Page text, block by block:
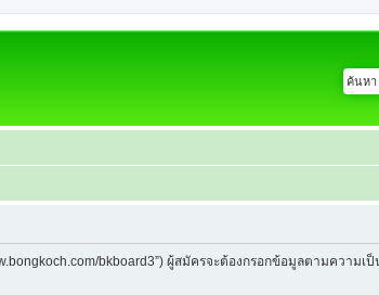
bkboard3”) ผู้สมัครจะต้องกรอกข้อมูลตามความเ